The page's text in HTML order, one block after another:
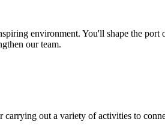
environment. You'll shape the
our team.
out a variety of activities to